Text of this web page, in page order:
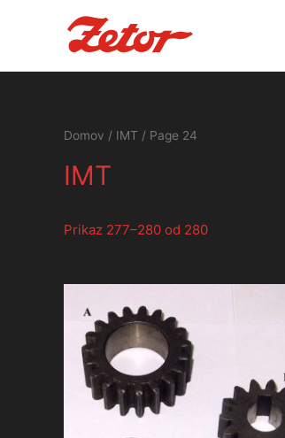
Domov / IMT / Page 24
IMT
Prikaz 277–280 od 280